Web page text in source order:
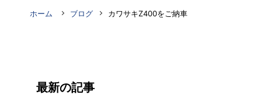
ホーム ブログ カワサキZ400をご納車
最新の記事